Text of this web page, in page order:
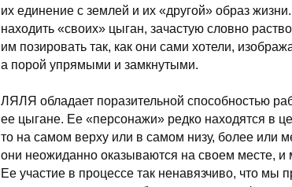
их единение с землей и их «другой» образ
находить «своих» цыган, зачастую словно
им позировать так, как они сами хотели,
а порой упрямыми и замкнутыми.
ЛЯЛЯ обладает поразительной способностью
ее цыгане. Ее «персонажи» редко находятся в
то на самом верху или в самом низу, более или
они неожиданно оказываются на своем месте,
Ее участие в процессе так ненавязчиво, что мы